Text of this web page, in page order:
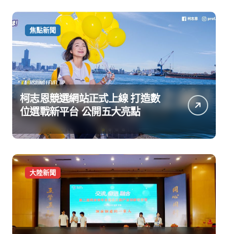
焦點新聞
柯志恩競選網站正式上線 打造數
位選戰新平台 公開五大亮點
大陸新聞